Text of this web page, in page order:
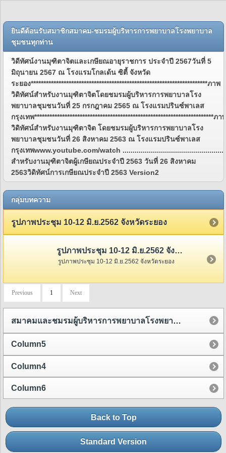
ยินดีต้อนรับสมาชิกสมาคม-ชมรมผู้บริหารการพยาบาลโรงพยาบาล
ชุมชนทุกท่าน
วิดีทัศน์งานมุฑิตาจิตและเกษียณอายุราชการ ประจำปี 2567วันที่ 5
มิถุนายน 2567 ณ โรงแรมโกลเด้น ซิตี้ จังหวัด
ระยอง**********************************************************************ภาพ
วิดิทัศน์สำหรับงานมุฑิตาจิตโดยชมรมผู้บริหารการพยาบาลโรง
พยาบาลชุมชนวันที่ 25 กรกฎาคม 2565 ณ โรงแรมปรินซ์พาเลส
กรุงเทพ***********************************************************************ภาพ
วิดิทัศน์สำหรับงานมุฑิตาจิต โดยชมรมผู้บริหารการพยาบาลโรง
พยาบาลชุมชนวันที่ 26 สิงหาคม 2563 ณ โรงแรมปรินซ์พาเลส
กรุงเทพwww.youtube.com/watch
สำหรับงานมุฑิตาจิตผู้เกษียณประจำปี 2563 วันที่ 26 สิงหาคม
2563วิดิทัศน์การเกษียณประจำปี 2563 Version2
กลุ่มบทความ
รูปภาพประชุม 10-12 มิ.ย.2562 จังหวัดระยอง
รูปภาพประชุม 10-12 มิ.ย.2562 จังหวัดระยอง
รูปภาพประชุม 10-12 มิ.ย.2562 จังหวัดระยอง
Previous 1 Next
สมาคมและชมรมผู้บริหารการพยาบาลโรงพยาบาลชุมชน
Column5
Column4
Column6
Back to Top
Standard Version